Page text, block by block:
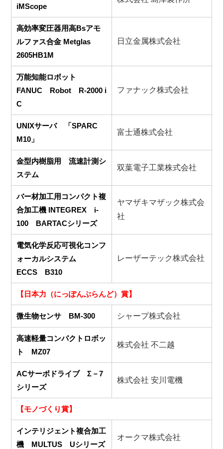
iMScope
高効率変圧器用高Bsアモ
ルファス合金 Metglas
2605HB1M
日立金属株式会社
万能知能ロボット
FANUC Robot R‐2000 i
C
ファナック株式会社
UNIXサーバ 「SPARC
M10」
富士通株式会社
金型内樹脂用 流速計測シ
ステム
双葉電子工業株式会社
バー材加工用コンパクト複
合加工機 INTEGREX i‐
100 BARTACシリーズ
ヤマザキマザック株式会
社
電気化学反応可視化コンフ
ォーカルシステム
ECCS B310
レーザーテック株式会社
【日本力（にっぽんぶらんど）賞】
微生物センサ BM‐300 シャープ株式会社
高速軽量コンパクトロボッ
ト MZ07
株式会社 不二越
ACサーボドライブ Σ－7
シリーズ
株式会社 安川電機
【モノづくり賞】
インテリジェント複合加工
機 MULTUS Uシリーズ
オークマ株式会社